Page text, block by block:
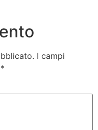
I campi
*